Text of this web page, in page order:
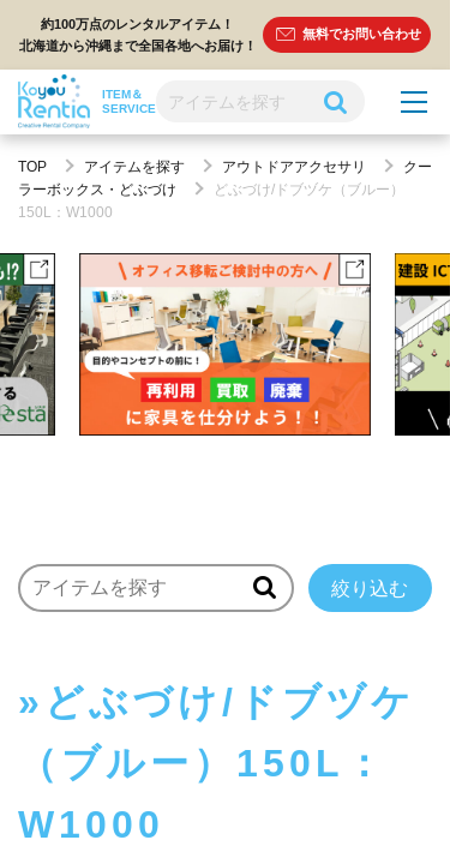
約100万点のレンタルアイテム！
北海道から沖縄まで全国各地へお届け！
無料でお問い合わせ
ITEM＆
SERVICE
TOP アイテムを探す アウトドアアクセサリ
クー
ラーボックス・どぶづけ
どぶづけ/ドブヅケ（ブルー）
150L：W1000
絞り込む
どぶづけ/ドブヅケ
（ブルー）150L：
W1000